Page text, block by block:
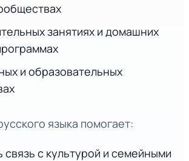
занятиях и домашних
и образовательных
языка помогает:
связь с культурой и семейными